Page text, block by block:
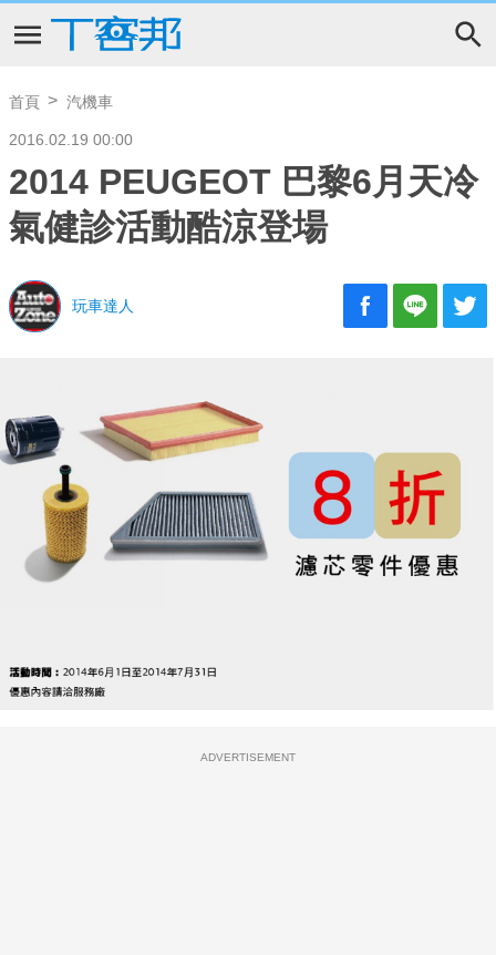
首頁 汽機車
2016.02.19 00:00
2014 PEUGEOT 巴黎6月天冷
氣健診活動酷涼登場
玩車達人
ADVERTISEMENT